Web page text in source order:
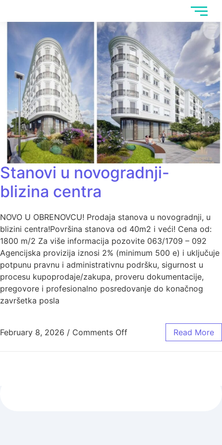
Stanovi u novogradnji-
blizina centra
NOVO U OBRENOVCU! Prodaja stanova u novogradnji, u
blizini centra!Površina stanova od 40m2 i veći! Cena od:
1800 m/2 Za više informacija pozovite 063/1709 – 092
Agencijska provizija iznosi 2% (minimum 500 e) i uključuje
potpunu pravnu i administrativnu podršku, sigurnost u
procesu kupoprodaje/zakupa, proveru dokumentacije,
pregovore i profesionalno posredovanje do konačnog
završetka posla
February 8, 2026 / Comments Off Read More